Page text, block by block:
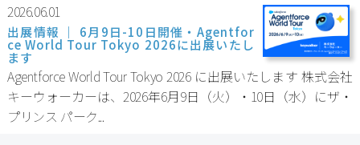
2026.06.01
出展情報 ｜ 6月9日-10日開催・Agentfor
ce World Tour Tokyo 2026に出展いたし
ます
Agentforce World Tour Tokyo 2026 に出展いたします 株式会社
キーウォーカーは、2026年6月9日（火）・10日（水）にザ・
プリンス パーク...